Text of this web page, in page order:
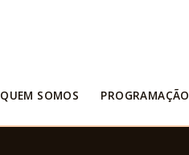
QUEM SOMOS PROGRAMAÇÃO